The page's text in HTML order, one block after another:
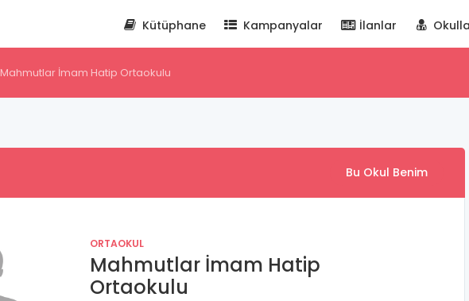
Kütüphane Kampanyalar İlanlar
Mahmutlar İmam Hatip Ortaokulu
Bu Okul Benim
ORTAOKUL
Mahmutlar İmam Hatip
Ortaokulu